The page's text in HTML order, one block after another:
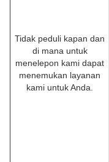
Tidak peduli kapan dan
di mana untuk
menelepon kami dapat
menemukan layanan
kami untuk Anda.